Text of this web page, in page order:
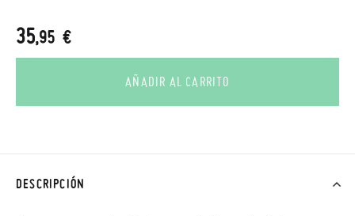
35,95 €
AÑADIR AL CARRITO
DESCRIPCIÓN